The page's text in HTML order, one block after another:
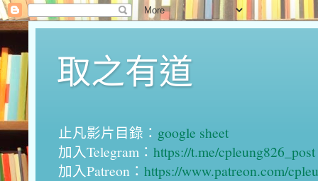
取之有道
止凡影片目錄： google sheet
加入Telegram： https://t.me/cpleung826_post
加入Patreon： https://www.patreon.com/